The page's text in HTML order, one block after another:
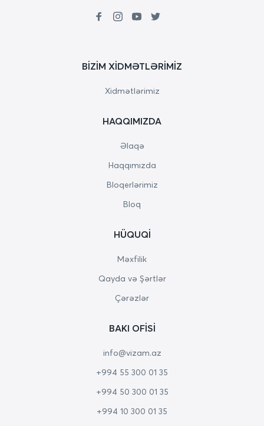
BIZIM XIDMƏTLƏRIMIZ
Xidmətlərimiz
HAQQIMIZDA
Əlaqə
Haqqımızda
Bloqerlərimiz
Bloq
HÜQUQI
Məxfilik
Qayda və Şərtlər
Çərəzlər
BAKI OFISI
info@vizam.az
+994 55 300 01 35
+994 50 300 01 35
+994 10 300 01 35